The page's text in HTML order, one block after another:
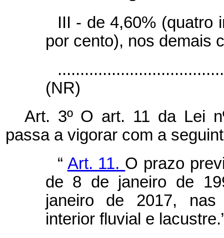
III - de 4,60% (quatro
por cento), nos demais
(NR)
Art. 3º O art. 11 da Lei
passa a vigorar com a
“ Art. 11. O prazo
de 8 de janeiro de
janeiro de 2017, nas
interior fluvial e